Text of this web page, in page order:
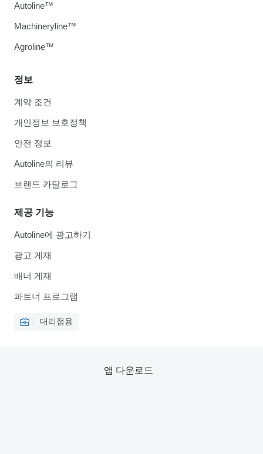
정보
계약 조건
개인정보 보호정책
안전 정보
Autoline의 리뷰
브랜드 카탈로그
제공 기능
Autoline에 광고하기
광고 게재
배너 게재
파트너 프로그램
대리점용
Autoline™
Machineryline™
Agroline™
앱 다운로드